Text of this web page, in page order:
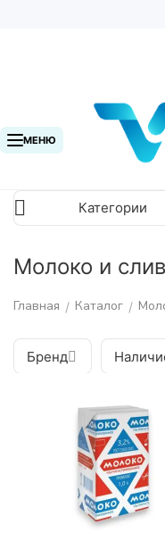
МЕНЮ
Категории
Молоко и
Главная / Каталог /
Бренд